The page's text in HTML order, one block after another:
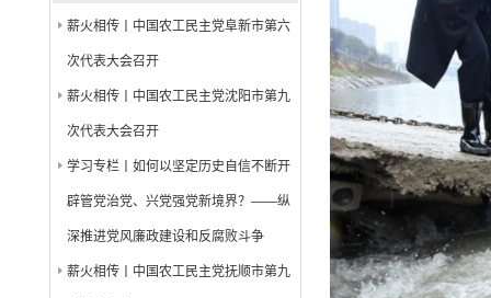
薪火相传丨中国农工民主党阜新市第六
次代表大会召开
薪火相传丨中国农工民主党沈阳市第九
次代表大会召开
学习专栏丨如何以坚定历史自信不断开
辟管党治党、兴党强党新境界？——纵
深推进党风廉政建设和反腐败斗争
薪火相传丨中国农工民主党抚顺市第九